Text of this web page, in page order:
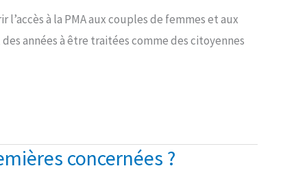
à la PMA aux couples de femmes et aux
années à être traitées comme des citoyennes
concernées ?